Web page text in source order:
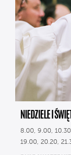
NIEDZIELE I
8.00, 9.00,
19.00, 20.20,